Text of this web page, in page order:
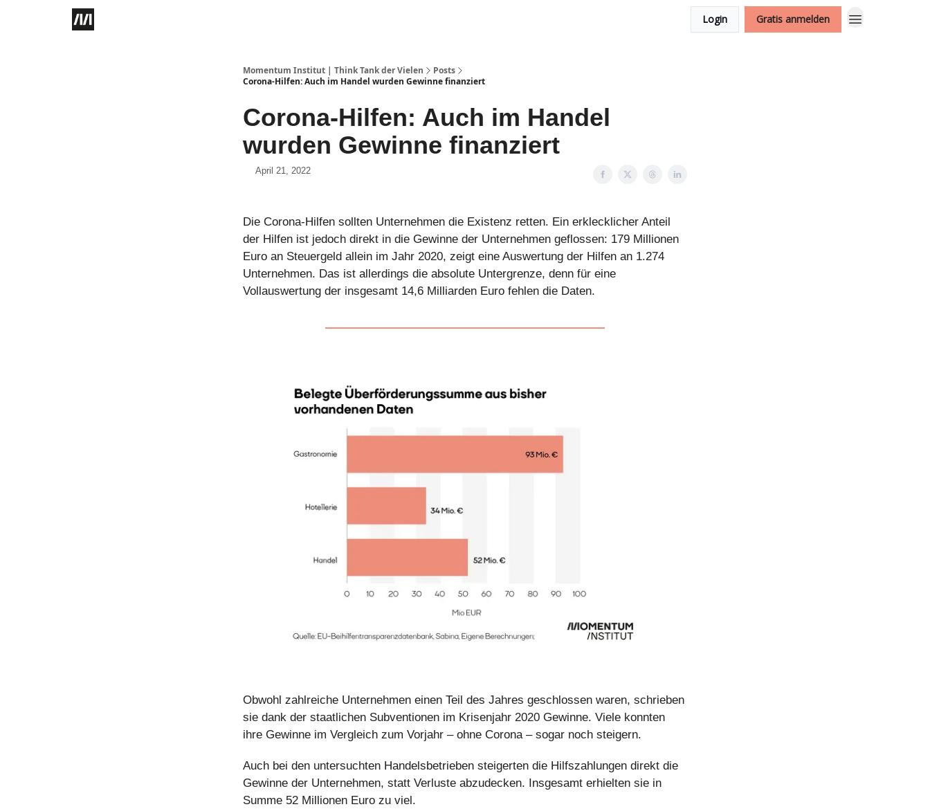
Login Gratis anmelden
Momentum Institut | Think Tank der Vielen
Posts
Corona-Hilfen: Auch im Handel wurden Gewinne finanziert
Corona-Hilfen: Auch im Handel
wurden Gewinne finanziert
April 21, 2022
Die Corona-Hilfen sollten Unternehmen die Existenz retten. Ein erklecklicher Anteil
der Hilfen ist jedoch direkt in die Gewinne der Unternehmen geflossen: 179 Millionen
Euro an Steuergeld allein im Jahr 2020, zeigt eine Auswertung der Hilfen an 1.274
Unternehmen. Das ist allerdings die absolute Untergrenze, denn für eine
Vollauswertung der insgesamt 14,6 Milliarden Euro fehlen die Daten.
Obwohl zahlreiche Unternehmen einen Teil des Jahres geschlossen waren, schrieben
sie dank der staatlichen Subventionen im Krisenjahr 2020 Gewinne. Viele konnten
ihre Gewinne im Vergleich zum Vorjahr – ohne Corona – sogar noch steigern.
Auch bei den untersuchten Handelsbetrieben steigerten die Hilfszahlungen direkt die
Gewinne der Unternehmen, statt Verluste abzudecken. Insgesamt erhielten sie in
Summe 52 Millionen Euro zu viel.